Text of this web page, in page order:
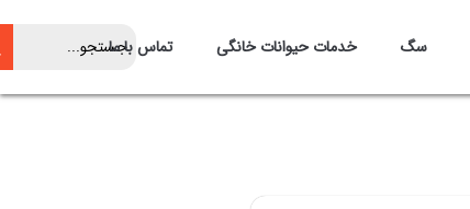
سگ خدمات حیوانات خانگی تماس با ما